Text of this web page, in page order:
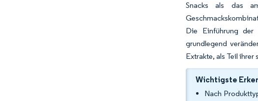
Snacks als das
Die Einführung der
grundlegend
Extrakte, als Teil
Wichtigste
Nach